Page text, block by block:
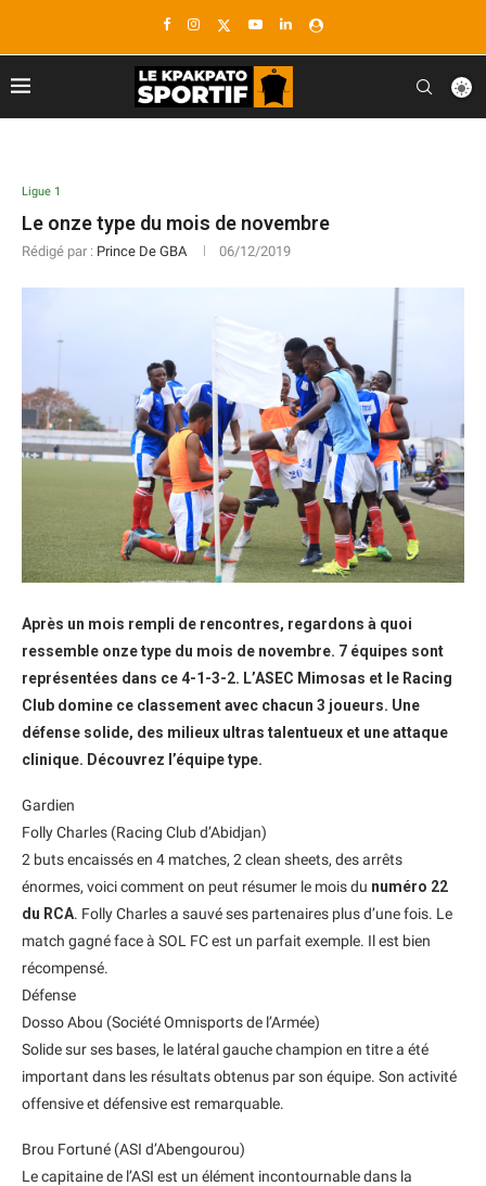
Ligue 1
Le onze type du mois de novembre
Rédigé par : Prince De GBA 06/12/2019
Après un mois rempli de rencontres, regardons à quoi
ressemble onze type du mois de novembre. 7 équipes sont
représentées dans ce 4-1-3-2. L’ASEC Mimosas et le Racing
Club domine ce classement avec chacun 3 joueurs. Une
défense solide, des milieux ultras talentueux et une attaque
clinique. Découvrez l’équipe type.
Gardien
Folly Charles (Racing Club d’Abidjan)
2 buts encaissés en 4 matches, 2 clean sheets, des arrêts
énormes, voici comment on peut résumer le mois du numéro 22
du RCA. Folly Charles a sauvé ses partenaires plus d’une fois. Le
match gagné face à SOL FC est un parfait exemple. Il est bien
récompensé.
Défense
Dosso Abou (Société Omnisports de l’Armée)
Solide sur ses bases, le latéral gauche champion en titre a été
important dans les résultats obtenus par son équipe. Son activité
offensive et défensive est remarquable.
Brou Fortuné (ASI d’Abengourou)
Le capitaine de l’ASI est un élément incontournable dans la